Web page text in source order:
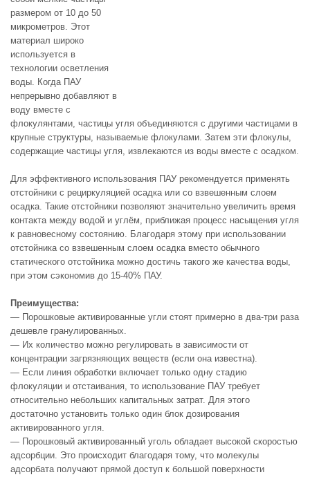
размером от 10 до 50
микрометров. Этот
материал широко
используется в
технологии осветления
воды. Когда ПАУ
непрерывно добавляют в
воду вместе с
флокулянтами, частицы угля объединяются с другими частицами в
крупные структуры, называемые флокулами. Затем эти флокулы,
содержащие частицы угля, извлекаются из воды вместе с осадком.
Для эффективного использования ПАУ рекомендуется применять
отстойники с рециркуляцией осадка или со взвешенным слоем
осадка. Такие отстойники позволяют значительно увеличить время
контакта между водой и углём, приближая процесс насыщения угля
к равновесному состоянию. Благодаря этому при использовании
отстойника со взвешенным слоем осадка вместо обычного
статического отстойника можно достичь такого же качества воды,
при этом сэкономив до 15-40% ПАУ.
Преимущества:
— Порошковые активированные угли стоят примерно в два-три раза
дешевле гранулированных.
— Их количество можно регулировать в зависимости от
концентрации загрязняющих веществ (если она известна).
— Если линия обработки включает только одну стадию
флокуляции и отстаивания, то использование ПАУ требует
относительно небольших капитальных затрат. Для этого
достаточно установить только один блок дозирования
активированного угля.
— Порошковый активированный уголь обладает высокой скоростью
адсорбции. Это происходит благодаря тому, что молекулы
адсорбата получают прямой доступ к большой поверхности